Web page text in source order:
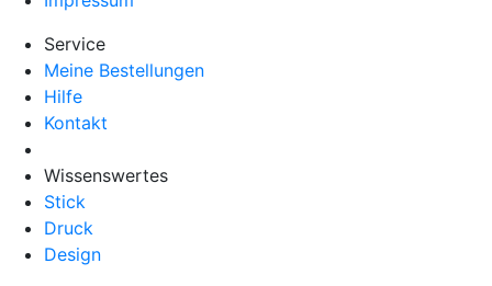
Service
Meine Bestellungen
Hilfe
Kontakt
Wissenswertes
Stick
Druck
Design